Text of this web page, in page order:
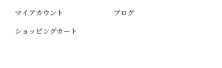
マイアカウント
ショッピングカート
ブログ